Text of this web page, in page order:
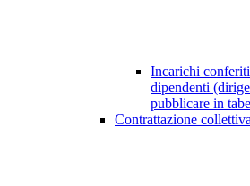
Incarichi
dipendenti
pubblicare in
Contrattazione collettiva